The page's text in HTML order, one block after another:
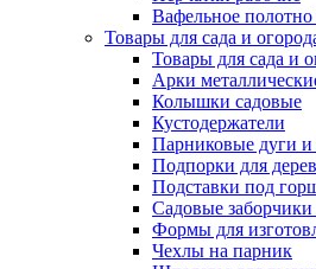
Вафельное
Товары для сада и
Товары для сада и
Арки
Колышки садовые
Кустодержатели
Парниковые дуги и
Подпорки для
Подставки под
Садовые
Формы для
Чехлы на парник